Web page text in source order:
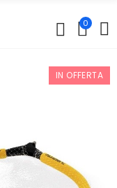
0
IN OFFERTA